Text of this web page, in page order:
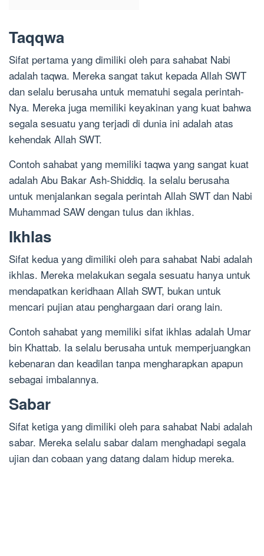
Taqqwa
Sifat pertama yang dimiliki oleh para sahabat Nabi
adalah taqwa. Mereka sangat takut kepada Allah SWT
dan selalu berusaha untuk mematuhi segala perintah-
Nya. Mereka juga memiliki keyakinan yang kuat bahwa
segala sesuatu yang terjadi di dunia ini adalah atas
kehendak Allah SWT.
Contoh sahabat yang memiliki taqwa yang sangat kuat
adalah Abu Bakar Ash-Shiddiq. Ia selalu berusaha
untuk menjalankan segala perintah Allah SWT dan Nabi
Muhammad SAW dengan tulus dan ikhlas.
Ikhlas
Sifat kedua yang dimiliki oleh para sahabat Nabi adalah
ikhlas. Mereka melakukan segala sesuatu hanya untuk
mendapatkan keridhaan Allah SWT, bukan untuk
mencari pujian atau penghargaan dari orang lain.
Contoh sahabat yang memiliki sifat ikhlas adalah Umar
bin Khattab. Ia selalu berusaha untuk memperjuangkan
kebenaran dan keadilan tanpa mengharapkan apapun
sebagai imbalannya.
Sabar
Sifat ketiga yang dimiliki oleh para sahabat Nabi adalah
sabar. Mereka selalu sabar dalam menghadapi segala
ujian dan cobaan yang datang dalam hidup mereka.